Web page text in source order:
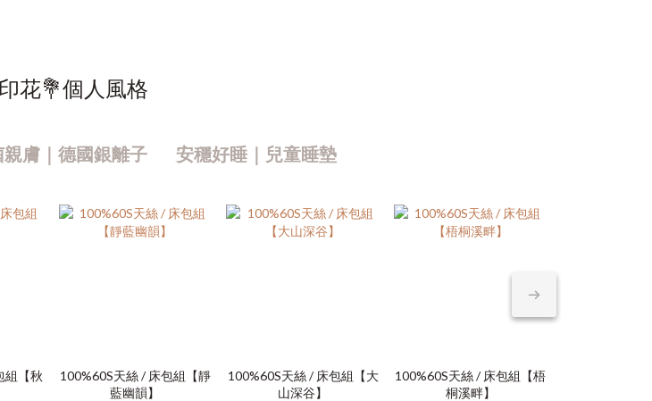
花💐個人風格
親膚｜德國銀離子 安穩好睡｜兒童睡墊
組【秋
100%60S天絲 / 床包組【靜
藍幽韻】
100%60S天絲 / 床包組【大
山深谷】
100%60S天絲 / 床包組【梧
桐溪畔】